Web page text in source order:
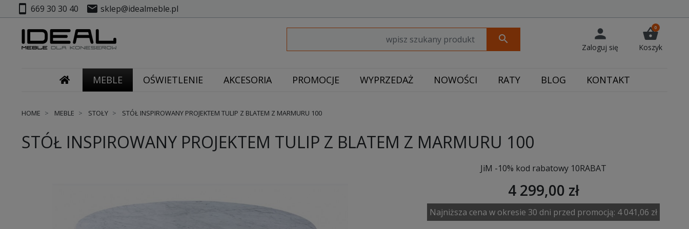
smartphone 669 30 30 40 mail sklep@idealmeble.pl
search person
Zaloguj się
shopping_basket
0
Koszyk
MEBLE OŚWIETLENIE AKCESORIA PROMOCJE WYPRZEDAŻ NOWOŚCI RATY BLOG KONTAKT
HOME MEBLE STOŁY STÓŁ INSPIROWANY PROJEKTEM TULIP Z BLATEM Z MARMURU 100
STÓŁ INSPIROWANY PROJEKTEM TULIP Z BLATEM Z MARMURU 100
JiM -10% kod rabatowy 10RABAT
4 299,00 zł
Najniższa cena w okresie 30 dni przed promocją: 4 041,06 zł